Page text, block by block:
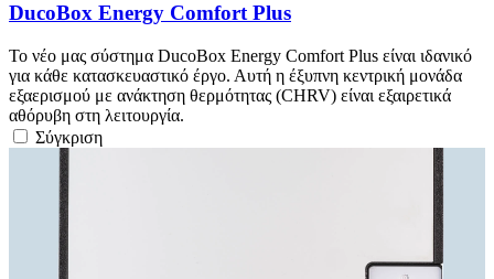
DucoBox Energy Comfort Plus
Το νέο μας σύστημα DucoBox Energy Comfort Plus είναι ιδανικό
για κάθε κατασκευαστικό έργο. Αυτή η έξυπνη κεντρική μονάδα
εξαερισμού με ανάκτηση θερμότητας (CHRV) είναι εξαιρετικά
αθόρυβη στη λειτουργία.
Σύγκριση